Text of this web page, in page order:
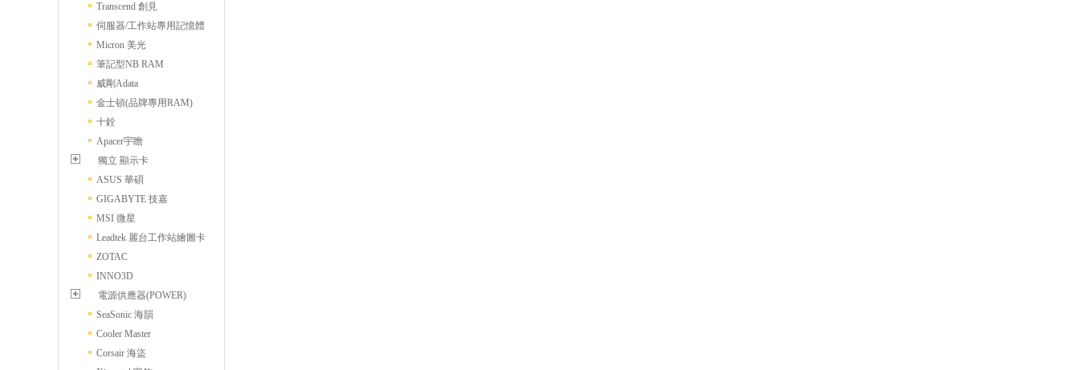
Transcend 創見
伺服器/工作站專用記憶體
Micron 美光
筆記型NB RAM
威剛Adata
金士頓(品牌專用RAM)
十銓
Apacer宇瞻
獨立 顯示卡
ASUS 華碩
GIGABYTE 技嘉
MSI 微星
Leadtek 麗台工作站繪圖卡
ZOTAC
INNO3D
電源供應器(POWER)
SeaSonic 海韻
Cooler Master
Corsair 海盜